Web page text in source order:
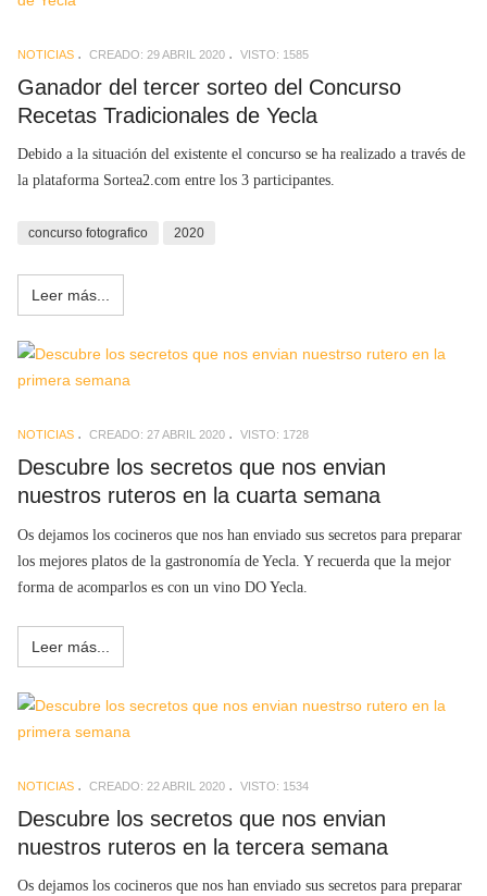
NOTICIAS CREADO: 29 ABRIL 2020 VISTO: 1585
Ganador del tercer sorteo del Concurso
Recetas Tradicionales de Yecla
Debido a la situación del existente el concurso se ha realizado a través de
la plataforma Sortea2.com entre los 3 participantes.
concurso fotografico 2020
Leer más...
NOTICIAS CREADO: 27 ABRIL 2020 VISTO: 1728
Descubre los secretos que nos envian
nuestros ruteros en la cuarta semana
Os dejamos los cocineros que nos han enviado sus secretos para preparar
los mejores platos de la gastronomía de Yecla. Y recuerda que la mejor
forma de acomparlos es con un vino DO Yecla.
Leer más...
NOTICIAS CREADO: 22 ABRIL 2020 VISTO: 1534
Descubre los secretos que nos envian
nuestros ruteros en la tercera semana
Os dejamos los cocineros que nos han enviado sus secretos para preparar